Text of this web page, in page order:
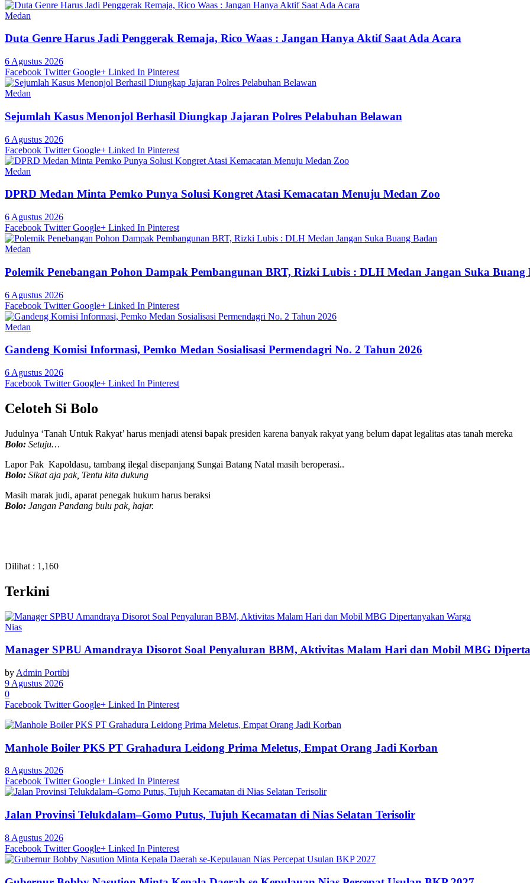
Medan
Duta Genre Harus Jadi Penggerak Remaja, Rico Waas : Jangan Hanya Aktif Saat Ada Acara
6 Agustus 2026
Facebook Twitter Google+ Linked In Pinterest
Medan
Sejumlah Kasus Menonjol Berhasil Diungkap Jajaran Polres Pelabuhan Belawan
6 Agustus 2026
Facebook Twitter Google+ Linked In Pinterest
Medan
DPRD Medan Minta Pemko Punya Solusi Kongret Atasi Kemacatan Menuju Medan Zoo
6 Agustus 2026
Facebook Twitter Google+ Linked In Pinterest
Medan
Polemik Penebangan Pohon Dampak Pembangunan BRT, Rizki Lubis : DLH Medan Jangan Suka Buang
6 Agustus 2026
Facebook Twitter Google+ Linked In Pinterest
Medan
Gandeng Komisi Informasi, Pemko Medan Sosialisasi Permendagri No. 2 Tahun 2026
6 Agustus 2026
Facebook Twitter Google+ Linked In Pinterest
Celoteh Si Bolo
Judulnya ‘Tanah Untuk Rakyat’ harus menjadi atensi bapak presiden karena banyak rakyat yang belum dapat legalitas atas tanah mereka
Bolo: Setuju…
Lapor Pak Kapoldasu, tambang ilegal disepanjang Sungai Batang Natal masih beroperasi..
Bolo: Sikat aja pak, Tentu kita dukung
Masih marak judi, aparat penegak hukum harus beraksi
Bolo: Jangan Pandang bulu pak, hajar.
Dilihat : 1,160
Terkini
Nias
Manager SPBU Amandraya Disorot Soal Penyaluran BBM, Aktivitas Malam Hari dan Mobil MBG
by Admin Portibi
9 Agustus 2026
0
Facebook Twitter Google+ Linked In Pinterest
Manhole Boiler PKS PT Grahadura Leidong Prima Meletus, Empat Orang Jadi Korban
8 Agustus 2026
Facebook Twitter Google+ Linked In Pinterest
Jalan Provinsi Telukdalam–Gomo Putus, Tujuh Kecamatan di Nias Selatan Terisolir
8 Agustus 2026
Facebook Twitter Google+ Linked In Pinterest